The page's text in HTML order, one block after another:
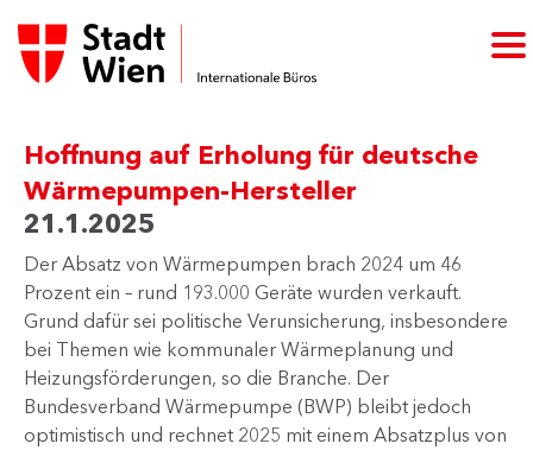
Hoffnung auf Erholung für deutsche
Wärmepumpen-Hersteller
21.1.2025
Der Absatz von Wärmepumpen brach 2024 um 46
Prozent ein – rund 193.000 Geräte wurden verkauft.
Grund dafür sei politische Verunsicherung, insbesondere
bei Themen wie kommunaler Wärmeplanung und
Heizungsförderungen, so die Branche. Der
Bundesverband Wärmepumpe (BWP) bleibt jedoch
optimistisch und rechnet 2025 mit einem Absatzplus von